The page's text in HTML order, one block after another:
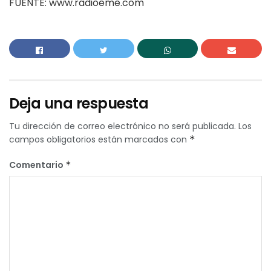
FUENTE: www.radioeme.com
Deja una respuesta
Tu dirección de correo electrónico no será publicada. Los
campos obligatorios están marcados con *
Comentario *